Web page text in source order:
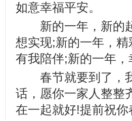
如意幸福平安。
新的一年，新的起
想实现;新的一年，
有我陪伴;新的一年，
春节就要到了，我
话，愿你一家人整整
在一起就好!提前祝你